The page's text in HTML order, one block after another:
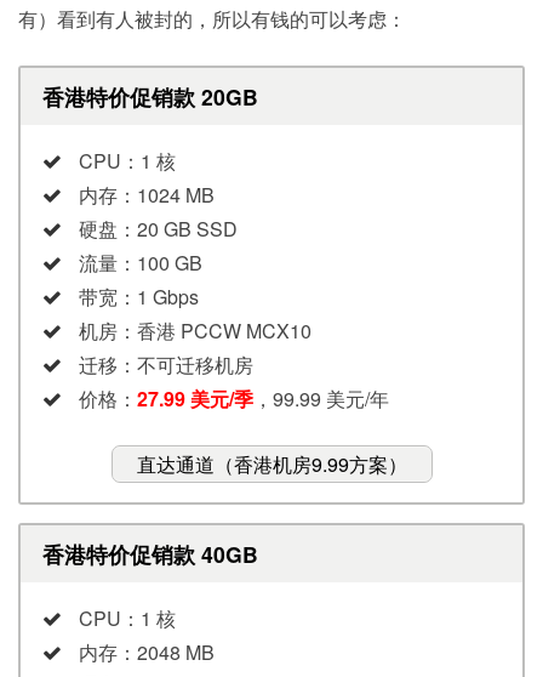
有）看到有人被封的，所以有钱的可以考虑：
香港特价促销款 20GB
CPU：1 核
内存：1024 MB
硬盘：20 GB SSD
流量：100 GB
带宽：1 Gbps
机房：香港 PCCW MCX10
迁移：不可迁移机房
价格： 27.99 美元/季 ，99.99 美元/年
直达通道（香港机房9.99方案）
香港特价促销款 40GB
CPU：1 核
内存：2048 MB